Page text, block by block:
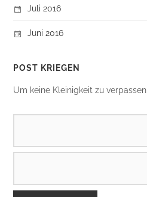
Juli 2016
Juni 2016
POST KRIEGEN
Um keine Kleinigkeit zu verpassen